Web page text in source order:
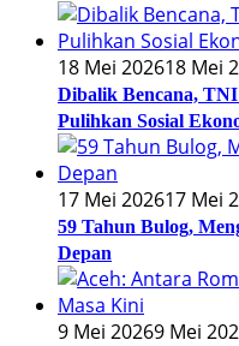
18 Mei 202618 Mei
Dibalik Bencana,
Pulihkan Sosial
17 Mei 202617 Mei
59 Tahun Bulog,
Depan
9 Mei 20269 Mei